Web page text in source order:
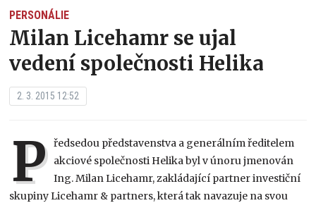
PERSONÁLIE
Milan Licehamr se ujal
vedení společnosti Helika
2. 3. 2015 12:52
P ředsedou představenstva a generálním ředitelem
akciové společnosti Helika byl v únoru jmenován
Ing. Milan Licehamr, zakládající partner investiční
skupiny Licehamr & partners, která tak navazuje na svou